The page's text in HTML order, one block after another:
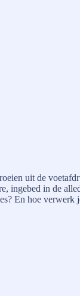
uit de
ingebed in de
En hoe verwerk